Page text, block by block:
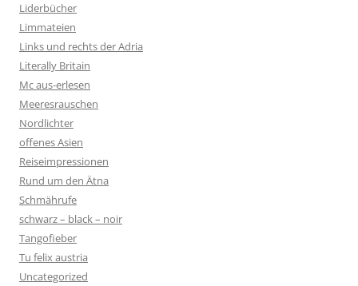
Liderbücher
Limmateien
Links und rechts der Adria
Literally Britain
Mc aus-erlesen
Meeresrauschen
Nordlichter
offenes Asien
Reiseimpressionen
Rund um den Ätna
Schmährufe
schwarz – black – noir
Tangofieber
Tu felix austria
Uncategorized